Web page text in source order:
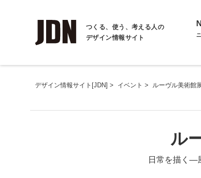
つくる、使う、考える人の
デザイン情報サイト
デザイン情報サイト[JDN] > イベント > ルーヴル美術館
ル
日常を描く―